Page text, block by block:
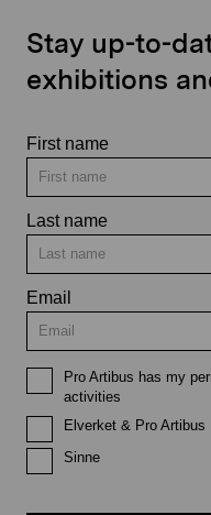
Stay up-to-
exhibitions
First name
Last name
Email
Pro Artibus has my
activities
Elverket & Pro Artibus
Sinne